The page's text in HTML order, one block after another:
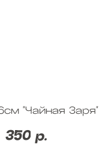
"Чайная Заря"
350 р.